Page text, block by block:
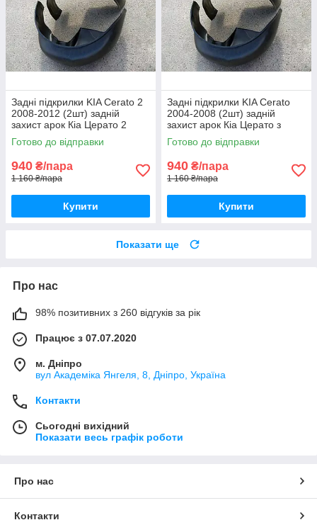
Задні підкрилки KIA Cerato 2
2008-2012 (2шт) задній
захист арок Кіа Церато 2
пара задніх
Готово до відправки
940 ₴/пара
1 160 ₴/пара
Купити
Задні підкрилки KIA Cerato
2004-2008 (2шт) задній
захист арок Кіа Церато з
2004 пара задніх
Готово до відправки
940 ₴/пара
1 160 ₴/пара
Купити
Показати ще
Про нас
98% позитивних з 260 відгуків за рік
Працює з 07.07.2020
м. Дніпро
вул Академіка Янгеля, 8, Дніпро, Україна
Контакти
Сьогодні вихідний
Показати весь графік роботи
Про нас
Контакти